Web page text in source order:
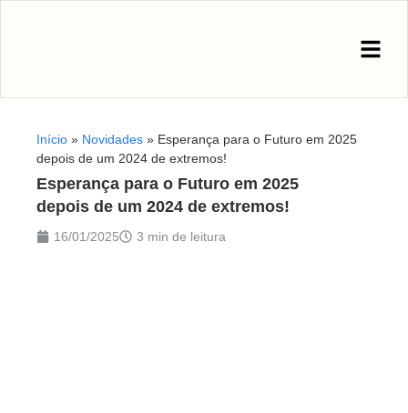
Início » Novidades » Esperança para o Futuro em 2025
depois de um 2024 de extremos!
Esperança para o Futuro em 2025
depois de um 2024 de extremos!
16/01/2025 3 min de leitura